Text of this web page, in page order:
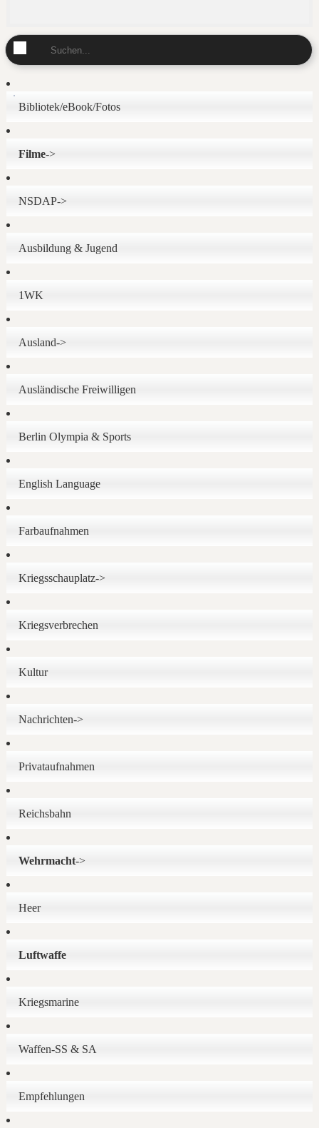
Bibliotek/eBook/Fotos
Filme->
NSDAP->
Ausbildung & Jugend
1WK
Ausland->
Ausländische Freiwilligen
Berlin Olympia & Sports
English Language
Farbaufnahmen
Kriegsschauplatz->
Kriegsverbrechen
Kultur
Nachrichten->
Privataufnahmen
Reichsbahn
Wehrmacht->
Heer
Luftwaffe
Kriegsmarine
Waffen-SS & SA
Empfehlungen